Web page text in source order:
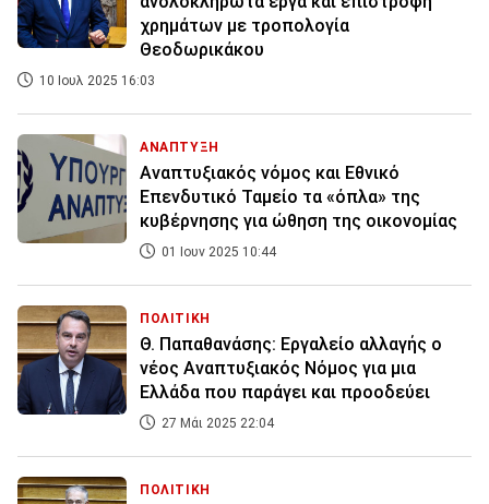
χρημάτων με τροπολογία
Θεοδωρικάκου
10 Ιουλ 2025 16:03
ΑΝΑΠΤΥΞΗ
Αναπτυξιακός νόμος και Εθνικό
Επενδυτικό Ταμείο τα «όπλα» της
κυβέρνησης για ώθηση της οικονομίας
01 Ιουν 2025 10:44
ΠΟΛΙΤΙΚΗ
Θ. Παπαθανάσης: Εργαλείο αλλαγής ο
νέος Αναπτυξιακός Νόμος για μια
Ελλάδα που παράγει και προοδεύει
27 Μάι 2025 22:04
ΠΟΛΙΤΙΚΗ